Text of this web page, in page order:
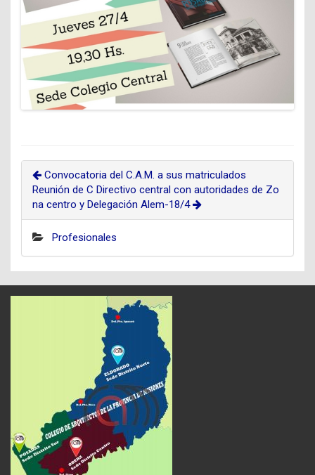
Convocatoria del C.A.M. a sus matriculados
Reunión de C Directivo central con autoridades de Zo
na centro y Delegación Alem-18/4
Profesionales